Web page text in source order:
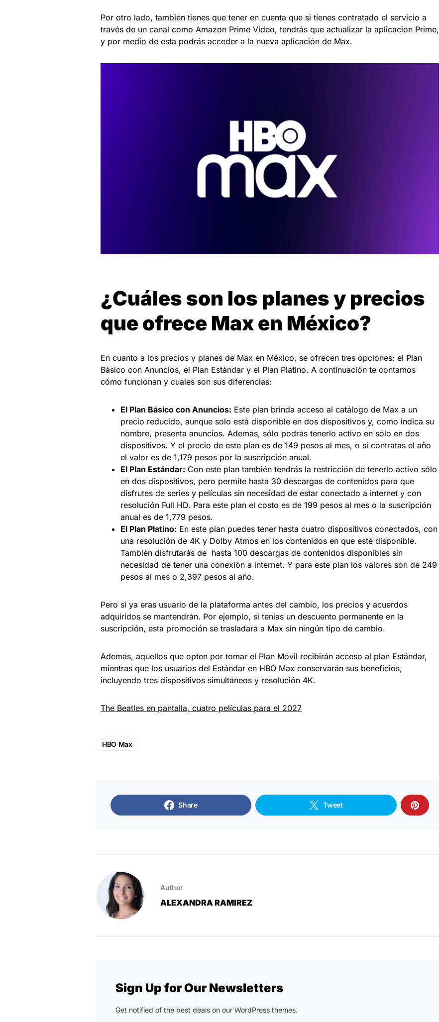
Por otro lado, también tienes que tener en cuenta que si tienes contratado el servicio a
través de un canal como Amazon Prime Video, tendrás que actualizar la aplicación Prime,
y por medio de esta podrás acceder a la nueva aplicación de Max.
¿Cuáles son los planes y precios
que ofrece Max en México?
En cuanto a los precios y planes de Max en México, se ofrecen tres opciones: el Plan
Básico con Anuncios, el Plan Estándar y el Plan Platino. A continuación te contamos
cómo funcionan y cuáles son sus diferencias:
El Plan Básico con Anuncios: Este plan brinda acceso al catálogo de Max a un
precio reducido, aunque solo está disponible en dos dispositivos y, como indica su
nombre, presenta anuncios. Además, sólo podrás tenerlo activo en sólo en dos
dispositivos. Y el precio de este plan es de 149 pesos al mes, o si contratas el año
el valor es de 1,179 pesos por la suscripción anual.
El Plan Estándar: Con este plan también tendrás la restricción de tenerlo activo sólo
en dos dispositivos, pero permite hasta 30 descargas de contenidos para que
disfrutes de series y películas sin necesidad de estar conectado a internet y con
resolución Full HD. Para este plan el costo es de 199 pesos al mes o la suscripción
anual es de 1,779 pesos.
El Plan Platino: En este plan puedes tener hasta cuatro dispositivos conectados, con
una resolución de 4K y Dolby Atmos en los contenidos en que esté disponible.
También disfrutarás de hasta 100 descargas de contenidos disponibles sin
necesidad de tener una conexión a internet. Y para este plan los valores son de 249
pesos al mes o 2,397 pesos al año.
Pero si ya eras usuario de la plataforma antes del cambio, los precios y acuerdos
adquiridos se mantendrán. Por ejemplo, si tenias un descuento permanente en la
suscripción, esta promoción se trasladará a Max sin ningún tipo de cambio.
Además, aquellos que opten por tomar el Plan Móvil recibirán acceso al plan Estándar,
mientras que los usuarios del Estándar en HBO Max conservarán sus beneficios,
incluyendo tres dispositivos simultáneos y resolución 4K.
The Beatles en pantalla, cuatro películas para el 2027
HBO Max
Share Tweet
Author
ALEXANDRA RAMIREZ
Sign Up for Our Newsletters
Get notified of the best deals on our WordPress themes.